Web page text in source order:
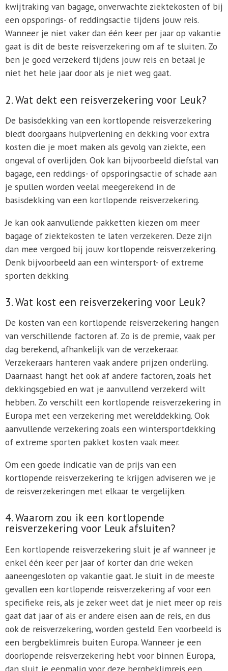
kwijtraking van bagage, onverwachte ziektekosten of bij
een opsporings- of reddingsactie tijdens jouw reis.
Wanneer je niet vaker dan één keer per jaar op vakantie
gaat is dit de beste reisverzekering om af te sluiten. Zo
ben je goed verzekerd tijdens jouw reis en betaal je
niet het hele jaar door als je niet weg gaat.
2. Wat dekt een reisverzekering voor Leuk?
De basisdekking van een kortlopende reisverzekering
biedt doorgaans hulpverlening en dekking voor extra
kosten die je moet maken als gevolg van ziekte, een
ongeval of overlijden. Ook kan bijvoorbeeld diefstal van
bagage, een reddings- of opsporingsactie of schade aan
je spullen worden veelal meegerekend in de
basisdekking van een kortlopende reisverzekering.
Je kan ook aanvullende pakketten kiezen om meer
bagage of ziektekosten te laten verzekeren. Deze zijn
dan mee vergoed bij jouw kortlopende reisverzekering.
Denk bijvoorbeeld aan een wintersport- of extreme
sporten dekking.
3. Wat kost een reisverzekering voor Leuk?
De kosten van een kortlopende reisverzekering hangen
van verschillende factoren af. Zo is de premie, vaak per
dag berekend, afhankelijk van de verzekeraar.
Verzekeraars hanteren vaak andere prijzen onderling.
Daarnaast hangt het ook af andere factoren, zoals het
dekkingsgebied en wat je aanvullend verzekerd wilt
hebben. Zo verschilt een kortlopende reisverzekering in
Europa met een verzekering met werelddekking. Ook
aanvullende verzekering zoals een wintersportdekking
of extreme sporten pakket kosten vaak meer.
Om een goede indicatie van de prijs van een
kortlopende reisverzekering te krijgen adviseren we je
de reisverzekeringen met elkaar te vergelijken.
4. Waarom zou ik een kortlopende
reisverzekering voor Leuk afsluiten?
Een kortlopende reisverzekering sluit je af wanneer je
enkel één keer per jaar of korter dan drie weken
aaneengesloten op vakantie gaat. Je sluit in de meeste
gevallen een kortlopende reisverzekering af voor een
specifieke reis, als je zeker weet dat je niet meer op reis
gaat dat jaar of als er andere eisen aan de reis, en dus
ook de reisverzekering, worden gesteld. Een voorbeeld is
een bergbeklimreis buiten Europa. Wanneer je een
doorlopende reisverzekering hebt voor binnen Europa,
dan sluit je eenmalig voor deze bergbeklimreis een